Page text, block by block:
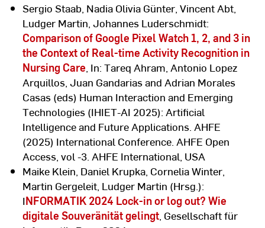
Sergio Staab, Nadia Olivia Günter, Vincent Abt,
Ludger Martin, Johannes Luderschmidt:
Comparison of Google Pixel Watch 1, 2, and 3 in
the Context of Real-time Activity Recognition in
Nursing Care, In: Tareq Ahram, Antonio Lopez
Arquillos, Juan Gandarias and Adrian Morales
Casas (eds) Human Interaction and Emerging
Technologies (IHIET-AI 2025): Artificial
Intelligence and Future Applications. AHFE
(2025) International Conference. AHFE Open
Access, vol -3. AHFE International, USA
Maike Klein, Daniel Krupka, Cornelia Winter,
Martin Gergeleit, Ludger Martin (Hrsg.):
INFORMATIK 2024 Lock-in or log out? Wie
digitale Souveränität gelingt, Gesellschaft für